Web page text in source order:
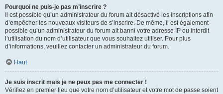
Pourquoi ne puis-je pas m’inscrire ?
Il est possible qu’un administrateur du forum ait désactivé les inscriptions afin
d’empêcher les nouveaux visiteurs de s’inscrire. De même, il est également
possible qu’un administrateur du forum ait banni votre adresse IP ou interdit
l’utilisation du nom d’utilisateur que vous souhaitez utiliser. Pour plus
d’informations, veuillez contacter un administrateur du forum.
Haut
Je suis inscrit mais je ne peux pas me connecter !
Vérifiez en premier lieu que votre nom d’utilisateur et votre mot de passe soient